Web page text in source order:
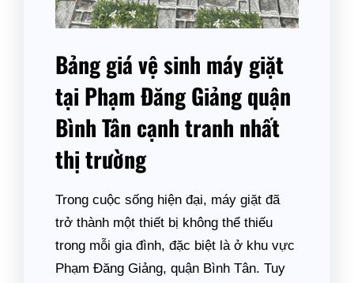
Bảng giá vệ sinh máy giặt
tại Phạm Đăng Giảng quận
Bình Tân cạnh tranh nhất
thị trường
Trong cuộc sống hiện đại, máy giặt đã
trở thành một thiết bị không thể thiếu
trong mỗi gia đình, đặc biệt là ở khu vực
Phạm Đăng Giảng, quận Bình Tân. Tuy